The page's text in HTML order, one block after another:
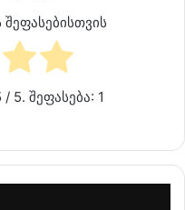
/ 5. შეფასება: 1